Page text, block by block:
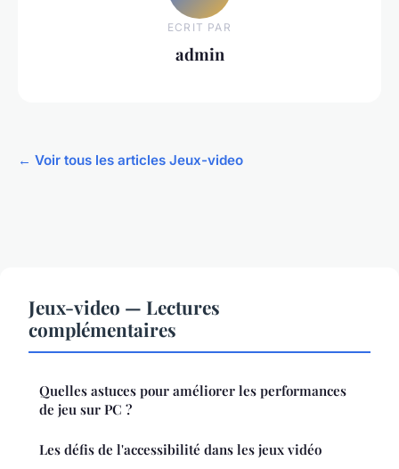
ECRIT PAR
admin
← Voir tous les articles Jeux-video
Jeux-video — Lectures
complémentaires
Quelles astuces pour améliorer les performances
de jeu sur PC ?
Les défis de l'accessibilité dans les jeux vidéo